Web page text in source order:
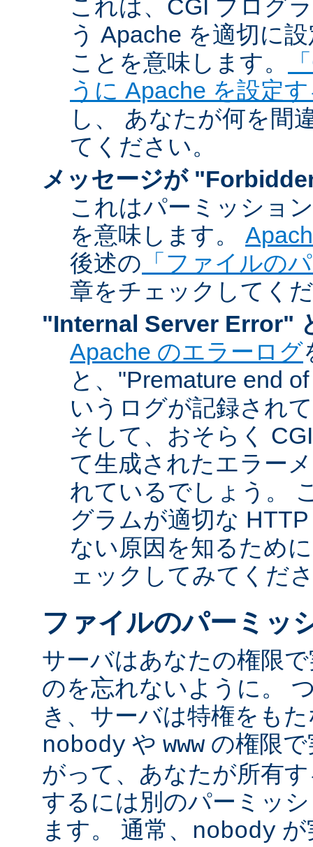
これは、CGI プログ
う Apache を適切に
ことを意味します。
うに Apache を設定
し、 あなたが何を間
てください。
メッセージが
これはパーミッショ
を意味します。
後述の 「ファイルの
章をチェックしてく
"Internal Server Error"
Apache のエラーログ
と、"Premature end
いうログが記録され
そして、おそらく
て生成されたエラー
れているでしょう。
グラムが適切な
ない原因を知るため
ェックしてみてくだ
ファイルのパーミッ
サーバはあなたの権限
のを忘れないように。
き、サーバは特権をも
nobody や www の権限
がって、あなたが所有
するには別のパーミッ
ます。 通常、 nobody が